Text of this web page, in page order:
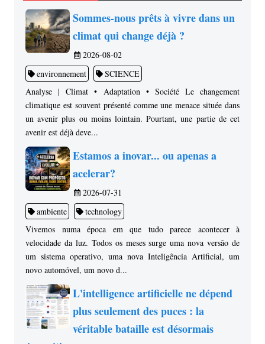
Sommes-nous prêts à vivre dans un
climat qui change déjà ?
2026-08-02
environnement
SCIENCE
Analyse | Climat • Adaptation • Société Le changement
climatique est souvent présenté comme une menace située dans
un avenir plus ou moins lointain. Pourtant, une partie de cet
avenir est déjà deve...
Estamos a inovar... ou apenas a
acelerar?
2026-07-31
ambiente
technology
Vivemos numa época em que tudo parece acontecer à
velocidade da luz. Todos os meses surge uma nova versão de
um sistema operativo, uma nova Inteligência Artificial, um
novo automóvel, um novo d...
L'intelligence artificielle ne dépend
plus seulement des puces : la
véritable bataille est désormais